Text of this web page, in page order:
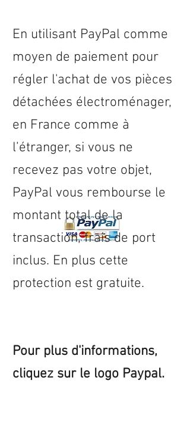
En utilisant PayPal comme
moyen de paiement pour
régler l'achat de vos pièces
détachées électroménager,
en France comme à
l’étranger, si vous ne
recevez pas votre objet,
PayPal vous rembourse le
montant total de la
transaction, frais de port
inclus. En plus cette
protection est gratuite.
Pour plus d'informations,
cliquez sur le logo Paypal.